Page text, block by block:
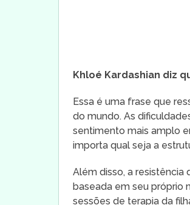
Khloé Kardashian diz
Essa é uma frase que
do mundo. As
sentimento mais amplo
importa qual seja a
Além disso, a
baseada em seu próprio
sessões de terapia da